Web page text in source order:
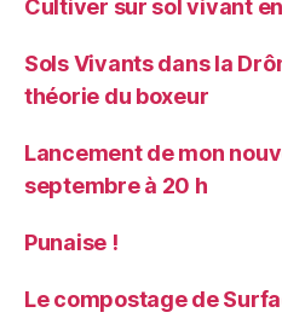
Cultiver sur sol vivant
Sols Vivants dans la
théorie du boxeur
Lancement de mon
septembre à 20 h
Punaise !
Le compostage de